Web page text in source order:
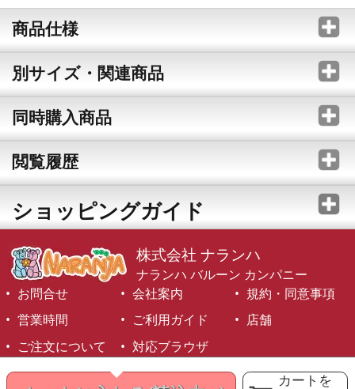
カートを
商品仕様
別サイズ・関連商品
同時購入商品
閲覧履歴
ショッピングガイド
株式会社 ナランハ
ナランハ バルーン カンパニー
お問合せ
会社案内
規約・同意事項
営業時間
ご利用ガイド
店舗
ご注文について
対応ブラウザ
©1999-2026 NARANJA Inc. All Rights Reserved.